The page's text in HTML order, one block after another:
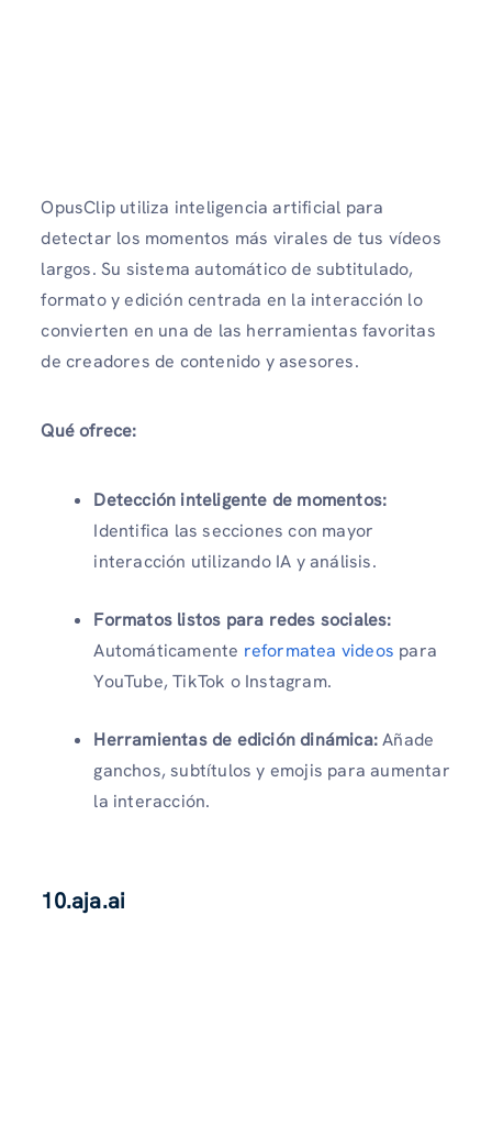
OpusClip utiliza inteligencia artificial para
detectar los momentos más virales de tus vídeos
largos. Su sistema automático de subtitulado,
formato y edición centrada en la interacción lo
convierten en una de las herramientas favoritas
de creadores de contenido y asesores.
Qué ofrece:
Detección inteligente de momentos:
Identifica las secciones con mayor
interacción utilizando IA y análisis.
Formatos listos para redes sociales:
Automáticamente reformatea videos para
YouTube, TikTok o Instagram.
Herramientas de edición dinámica:Añade
ganchos, subtítulos y emojis para aumentar
la interacción.
10.aja.ai